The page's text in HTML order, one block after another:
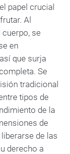
papel crucial
Al
cuerpo, se
en
que surja
Se
tradicional
tipos de
de la
de
de las
derecho a